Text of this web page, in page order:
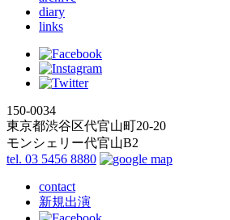
diary
links
150-0034
東京都渋谷区代官山町20-20
モンシェリー代官山B2
tel. 03 5456 8880
contact
新規出演